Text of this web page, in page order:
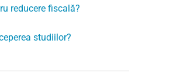
reducere fiscală?
studiilor?